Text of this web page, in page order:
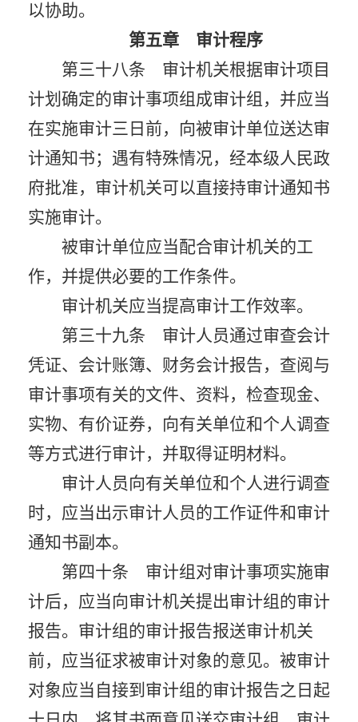
以协助。
第五章 审计程序
第三十八条 审计机关根据审计项目
计划确定的审计事项组成审计组，并应当
在实施审计三日前，向被审计单位送达审
计通知书；遇有特殊情况，经本级人民政
府批准，审计机关可以直接持审计通知书
实施审计。
被审计单位应当配合审计机关的工
作，并提供必要的工作条件。
审计机关应当提高审计工作效率。
第三十九条 审计人员通过审查会计
凭证、会计账簿、财务会计报告，查阅与
审计事项有关的文件、资料，检查现金、
实物、有价证券，向有关单位和个人调查
等方式进行审计，并取得证明材料。
审计人员向有关单位和个人进行调查
时，应当出示审计人员的工作证件和审计
通知书副本。
第四十条 审计组对审计事项实施审
计后，应当向审计机关提出审计组的审计
报告。审计组的审计报告报送审计机关
前，应当征求被审计对象的意见。被审计
对象应当自接到审计组的审计报告之日起